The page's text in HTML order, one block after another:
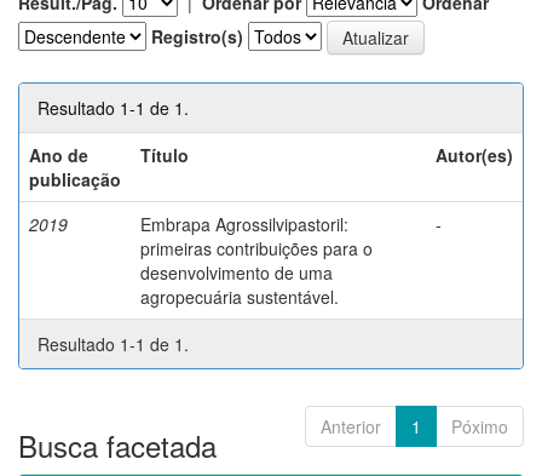
Registro(s)
Resultado 1-1 de 1.
Ano de
publicação
Título Autor(es)
2019
Embrapa Agrossilvipastoril:
primeiras contribuições para o
desenvolvimento de uma
agropecuária sustentável.
-
Resultado 1-1 de 1.
Anterior 1 Póximo
Busca facetada